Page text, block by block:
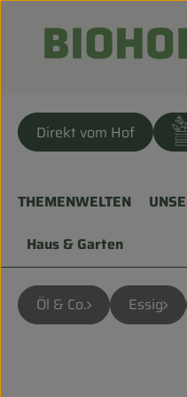
Direkt vom Hof
THEMENWELTEN
Haus & Garten
Öl & Co. Essig